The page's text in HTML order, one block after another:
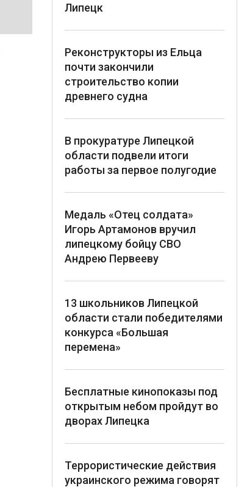
Липецк
Реконструкторы из Ельца
почти закончили
строительство копии
древнего судна
В прокуратуре Липецкой
области подвели итоги
работы за первое полугодие
Медаль «Отец солдата»
Игорь Артамонов вручил
липецкому бойцу СВО
Андрею Первееву
13 школьников Липецкой
области стали победителями
конкурса «Большая
перемена»
Бесплатные кинопоказы под
открытым небом пройдут во
дворах Липецка
Террористические действия
украинского режима говорят